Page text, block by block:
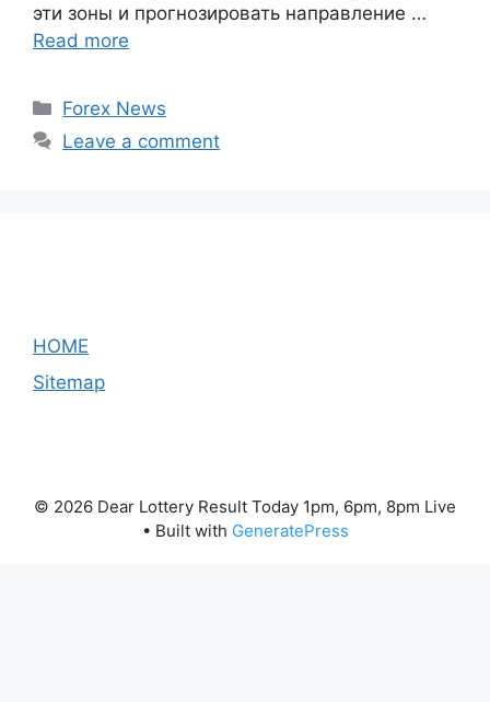
эти зоны и прогнозировать направление …
Read more
Categories
Forex News
Leave a comment
HOME
Sitemap
© 2026 Dear Lottery Result Today 1pm, 6pm, 8pm Live
• Built with GeneratePress